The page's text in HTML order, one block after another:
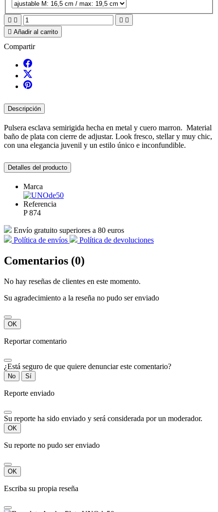
   
 Añadir al carrito
Compartir
Descripción
Pulsera esclava semirigida hecha en metal y cuero marron. Material
baño de plata con cierre de adjustar. Look fresco, stellar y muy chic,
con una elegancia juvenil y un estilo único e inconfundible.
Detalles del producto
Marca
Referencia
P 874
Envío gratuito superiores a 80 euros
Política de envíos
Política de devoluciones
Comentarios (0)
No hay reseñas de clientes en este momento.
Su agradecimiento a la reseña no pudo ser enviado
OK
Reportar comentario
¿Está seguro de que quiere denunciar este comentario?
No Sí
Reporte enviado
Su reporte ha sido enviado y será considerada por un moderador.
OK
Su reporte no pudo ser enviado
OK
Escriba su propia reseña